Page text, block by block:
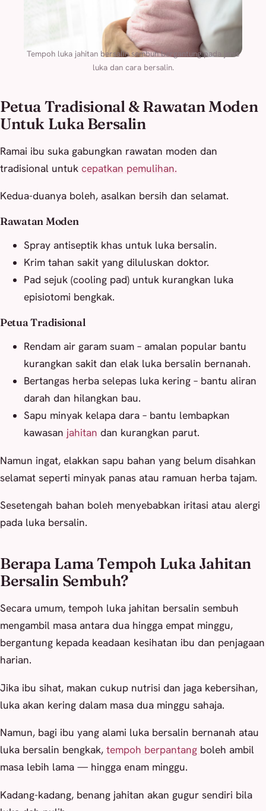
Tempoh luka jahitan bersalin sembuh bergantung pada jenis
luka dan cara bersalin.
Petua Tradisional & Rawatan Moden
Untuk Luka Bersalin
Ramai ibu suka gabungkan rawatan moden dan
tradisional untuk cepatkan pemulihan.
Kedua-duanya boleh, asalkan bersih dan selamat.
Rawatan Moden
Spray antiseptik khas untuk luka bersalin.
Krim tahan sakit yang diluluskan doktor.
Pad sejuk (cooling pad) untuk kurangkan luka
episiotomi bengkak.
Petua Tradisional
Rendam air garam suam – amalan popular bantu
kurangkan sakit dan elak luka bersalin bernanah.
Bertangas herba selepas luka kering – bantu aliran
darah dan hilangkan bau.
Sapu minyak kelapa dara – bantu lembapkan
kawasan jahitan dan kurangkan parut.
Namun ingat, elakkan sapu bahan yang belum disahkan
selamat seperti minyak panas atau ramuan herba tajam.
Sesetengah bahan boleh menyebabkan iritasi atau alergi
pada luka bersalin.
Berapa Lama Tempoh Luka Jahitan
Bersalin Sembuh?
Secara umum, tempoh luka jahitan bersalin sembuh
mengambil masa antara dua hingga empat minggu,
bergantung kepada keadaan kesihatan ibu dan penjagaan
harian.
Jika ibu sihat, makan cukup nutrisi dan jaga kebersihan,
luka akan kering dalam masa dua minggu sahaja.
Namun, bagi ibu yang alami luka bersalin bernanah atau
luka bersalin bengkak, tempoh berpantang boleh ambil
masa lebih lama — hingga enam minggu.
Kadang-kadang, benang jahitan akan gugur sendiri bila